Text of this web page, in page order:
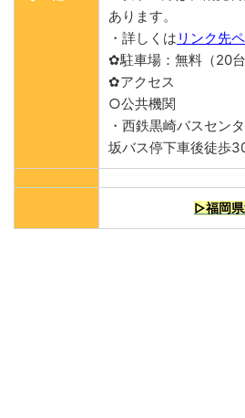
あります。
・詳しくは リンク先
✿駐車場：無料（20台
✿アクセス
○公共機関
・西鉄黒崎バスセン
坂バス停下車後徒歩
▷福岡県